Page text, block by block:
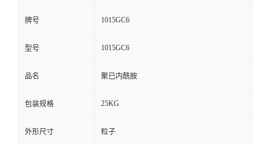
牌号 1015GC6
型号 1015GC6
品名 聚已内酰胺
包装规格 25KG
外形尺寸 粒子